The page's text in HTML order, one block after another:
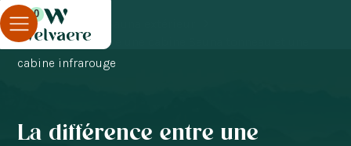
0
Blog
La différence entre une cabine Sauna tonneau et une
cabine infrarouge
La différence entre une